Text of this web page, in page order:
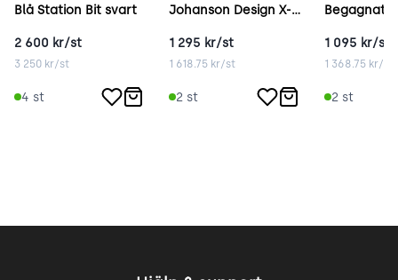
Blå Station Bit svart
2 600 kr/st
3 250 kr/st
4 st
Johanson Design X-Bone krom
1 295 kr/st
1 618.75 kr/st
2 st
1 095 kr/st
1 368.75kr/st
2st